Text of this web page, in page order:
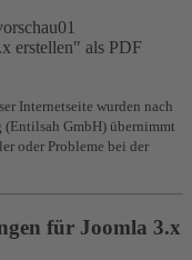
erstellen" als PDF
Internetseite wurden nach
(Entilsah GmbH) übernimmt
oder Probleme bei der
für Joomla 3.x